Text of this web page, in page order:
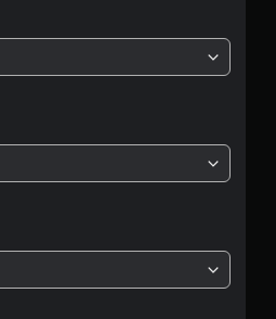
価
5
段
中
の